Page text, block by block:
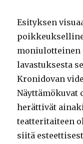
Esityksen
moniulotteinen
lavastuksesta
Kronidovan
Näyttämökuvat
herättivät
teatteritaiteen
siitä